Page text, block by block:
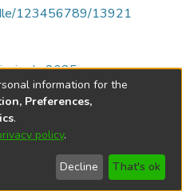
123456789/13921
de 2025
de Córdoba
information for the
Preferences,
.
policy.
Decline That's ok